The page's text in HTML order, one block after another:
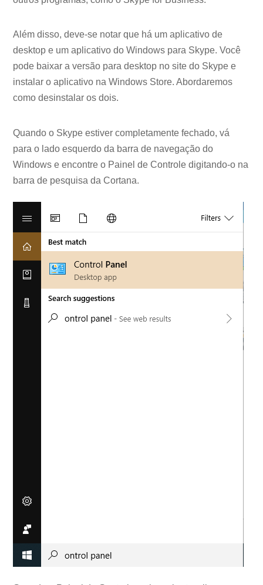
Além disso, deve-se notar que há um aplicativo de
desktop e um aplicativo do Windows para Skype. Você
pode baixar a versão para desktop no site do Skype e
instalar o aplicativo na Windows Store. Abordaremos
como desinstalar os dois.
Quando o Skype estiver completamente fechado, vá
para o lado esquerdo da barra de navegação do
Windows e encontre o Painel de Controle digitando-o na
barra de pesquisa da Cortana.